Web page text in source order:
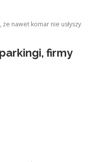
że nawet komar nie usłyszy
firmy